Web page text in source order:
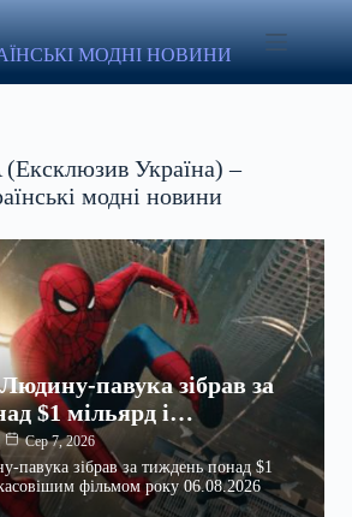
МОДНІ НОВИНИ
Україна) –
модні новини
павука зібрав за
$1 мільярд і…
Сер 7, 2026
павука зібрав за тиждень понад $1
фільмом року 06.08.2026